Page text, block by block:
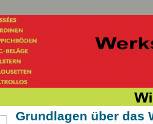
Grundlagen über das